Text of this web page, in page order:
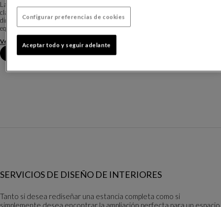
La forma particular del cono de las mesas de centro Ovni, dan la impresión de
clavarse hacia abajo y las finas rayas concéntricas añaden un efecto
dinámico. La silueta se afina y se prolonga armoniosamente hasta el zócalo, en
equilibrio sobre el disc...
Ver más Descargar la ficha técnica
Reserva una cita en tienda
SERVICIOS DE DISEÑO DE INTERIORES
Tanto si desea rediseñar una estancia completa como si
simplemente desea encontrar la ampliación perfecta para un espacio
Configurar preferencias de cookies
Aceptar todo y seguir adelante